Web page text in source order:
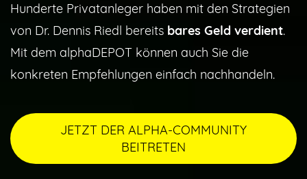
Hunderte Privatanleger haben mit den Strategien
von Dr. Dennis Riedl bereits bares Geld verdient.
Mit dem alphaDEPOT können auch Sie die
konkreten Empfehlungen einfach nachhandeln.
JETZT DER ALPHA-COMMUNITY
BEITRETEN